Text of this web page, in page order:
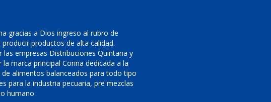
gracias a Dios ingreso al rubro de
productos de alta calidad.
empresas Distribuciones Quintana y
marca principal Corina dedicada a la
alimentos balanceados para todo tipo
para la industria pecuaria, pre mezclas
humano